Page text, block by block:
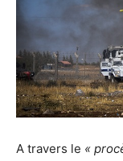
A travers le «